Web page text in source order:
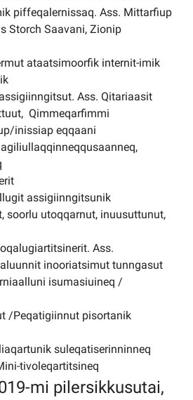
piffeqalernissaq. Ass. Mittarfiup
Storch Saavani, Zionip
ataatsimoorfik internit-imik
Ass. Qitariaasit
Qimmeqarfimmi
inissiap eqqaani
assigiinngitsunik
soorlu utoqqarnut, inuusuttunut,
Ass.
inooriatsimut tunngasut
isumasiuineq /
/Peqatigiinnut pisortanik
suleqatiserinninneq
tivoleqartitsineq
mi pilersikkusutai,